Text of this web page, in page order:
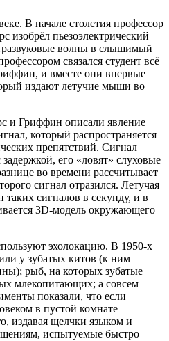
В начале столетия профессор
изобрёл пьезоэлектрический
волны в слышимый
связался студент всё
и вместе они впервые
издают летучие мыши во
и Гриффин описали явление
который распространяется
препятствий. Сигнал
его «ловят» слуховые
во времени рассчитывает
сигнал отразился. Летучая
таких сигналов в секунду, и в
3D-модель окружающего
эхолокацию. В 1950-х
у зубатых китов (к ним
рыб, на которых зубатые
млекопитающих; а совсем
показали, что если
в пустой комнате
издавая щелчки языком и
испытуемые быстро